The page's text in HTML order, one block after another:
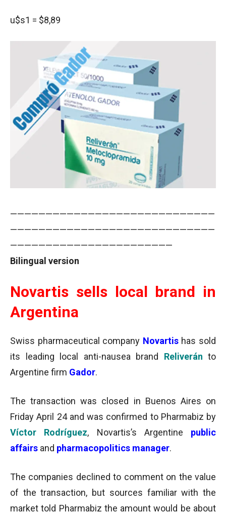
u$s1 = $8,89
—————————————————————————————
—————————————————————————————
———————————————————————
Bilingual version
Novartis sells local brand in
Argentina
Swiss pharmaceutical company Novartishas sold
its leading local anti-nausea brand Reliverán to
Argentine firm Gador.
The transaction was closed in Buenos Aires on
Friday April 24 and was confirmed to Pharmabiz by
Víctor Rodríguez, Novartis’s Argentine public
affairs and pharmacopolitics manager.
The companies declined to comment on the value
of the transaction, but sources familiar with the
market told Pharmabiz the amount would be about